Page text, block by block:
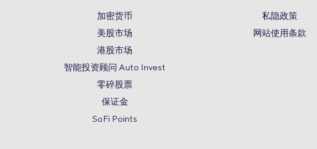
加密货币
美股市场
港股市场
智能投资顾问 Auto Invest
零碎股票
保证金
SoFi Points
私隐政策
网站使用条款